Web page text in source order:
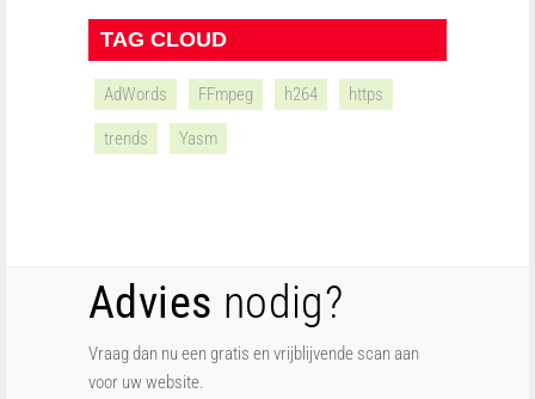
TAG CLOUD
AdWords FFmpeg h264 https
trends Yasm
Advies nodig?
Vraag dan nu een gratis en vrijblijvende scan aan
voor uw website.